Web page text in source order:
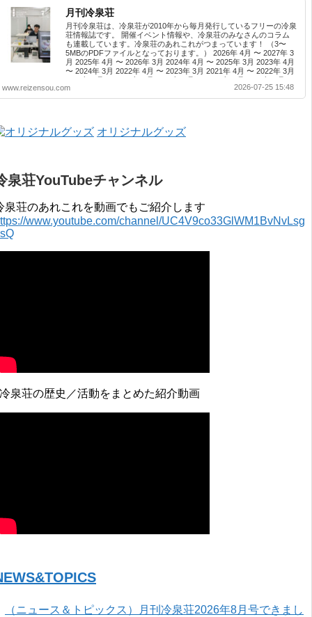
月刊冷泉荘
月刊冷泉荘は、冷泉荘が2010年から毎月発行しているフリーの冷泉
荘情報誌です。 開催イベント情報や、冷泉荘のみなさんのコラム
も連載しています。冷泉荘のあれこれがつまっています！ （3〜
5MBのPDFファイルとなっております。） 2026年 4月 〜 2027年 3
月 2025年 4月 〜 2026年 3月 2024年 4月 〜 2025年 3月 2023年 4月
〜 2024年 3月 2022年 4月 〜 2023年 3月 2021年 4月 〜 2022年 3月
2020年 4月 〜 2021年 3月 2019年 4月 〜 2020年 3月 2018年 4月 〜
2019年 3月 2017年 4月 〜 2018年 3月 2016年 4月 〜 2017年 3月
2015年 4月 〜 2016年 3月 2014年 4月 〜 2015年 3月 2013...
www.reizensou.com 2026-07-25 15:48
オリジナルグッズ
泉荘YouTubeチャンネル
泉荘のあれこれを動画でもご紹介します
www.youtube.com/channel/UC4V9co33GlWM1BvNvLsg
泉荘の歴史／活動をまとめた紹介動画
（ニュース＆トピックス）月刊冷泉荘2026年8月号できまし